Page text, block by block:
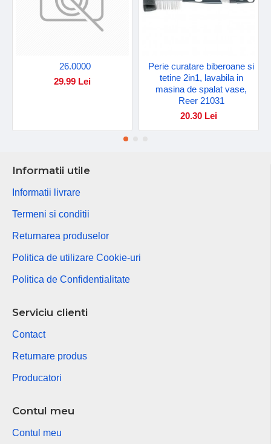
26.0000
29.99 Lei
Perie curatare biberoane si
tetine 2in1, lavabila in
masina de spalat vase,
Reer 21031
20.30 Lei
Informatii utile
Informatii livrare
Termeni si conditii
Returnarea produselor
Politica de utilizare Cookie-uri
Politica de Confidentialitate
Serviciu clienti
Contact
Returnare produs
Producatori
Contul meu
Contul meu